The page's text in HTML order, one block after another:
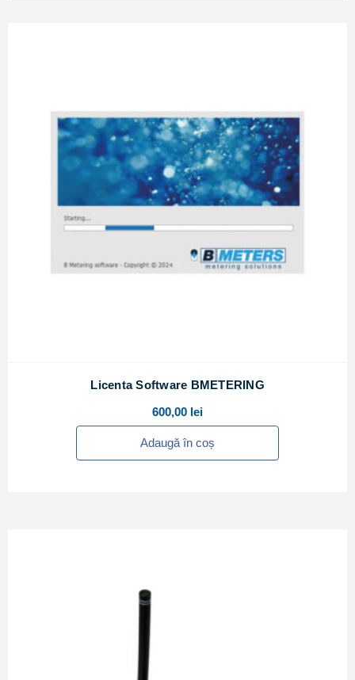
Licenta Software BMETERING
600,00 lei
Adaugă în coș